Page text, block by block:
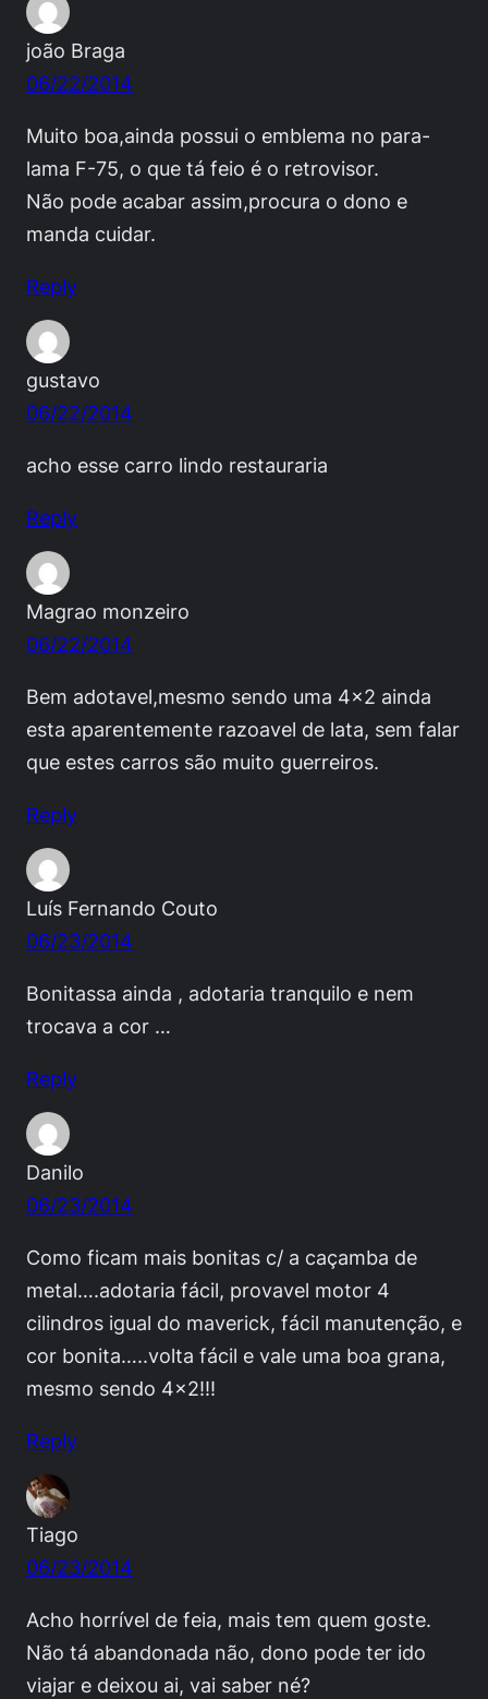
joão Braga
06/22/2014
Muito boa,ainda possui o emblema no para-
lama F-75, o que tá feio é o retrovisor.
Não pode acabar assim,procura o dono e
manda cuidar.
Reply
gustavo
06/22/2014
acho esse carro lindo restauraria
Reply
Magrao monzeiro
06/22/2014
Bem adotavel,mesmo sendo uma 4×2 ainda
esta aparentemente razoavel de lata, sem falar
que estes carros são muito guerreiros.
Reply
Luís Fernando Couto
06/23/2014
Bonitassa ainda , adotaria tranquilo e nem
trocava a cor …
Reply
Danilo
06/23/2014
Como ficam mais bonitas c/ a caçamba de
metal….adotaria fácil, provavel motor 4
cilindros igual do maverick, fácil manutenção, e
cor bonita…..volta fácil e vale uma boa grana,
mesmo sendo 4×2!!!
Reply
Tiago
06/23/2014
Acho horrível de feia, mais tem quem goste.
Não tá abandonada não, dono pode ter ido
viajar e deixou ai, vai saber né?